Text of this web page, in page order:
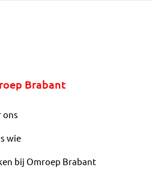
Brabant
ons
wie
bij Omroep Brabant